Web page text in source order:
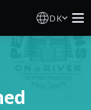
DK